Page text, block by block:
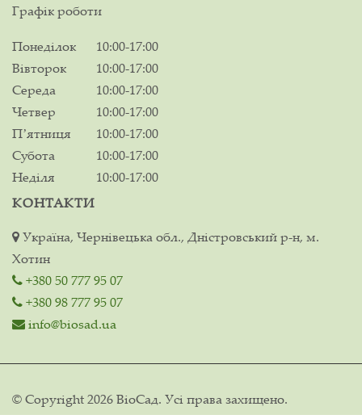
Графік роботи
Понеділок
10:00-17:00
Вівторок
10:00-17:00
Середа
10:00-17:00
Четвер
10:00-17:00
Пʼятниця
10:00-17:00
Субота
10:00-17:00
Неділя
10:00-17:00
КОНТАКТИ
Україна, Чернівецька обл., Дністровський р-н, м.
Хотин
+380 50 777 95 07
+380 98 777 95 07
info@biosad.ua
© Copyright 2026 ВіоСад. Усі права захищено.